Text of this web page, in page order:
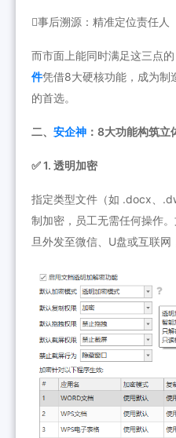
事后溯源：精准定位责任人
而市面上能同时满足这三点的
件凭借8大硬核功能，成为制
的首选。
二、 安企神 ：8大功能构筑立
✅ 1. 透明加密
指定类型文件（如 .docx、
制加密，员工无需任何操作
旦外发至微信、U盘或互联网